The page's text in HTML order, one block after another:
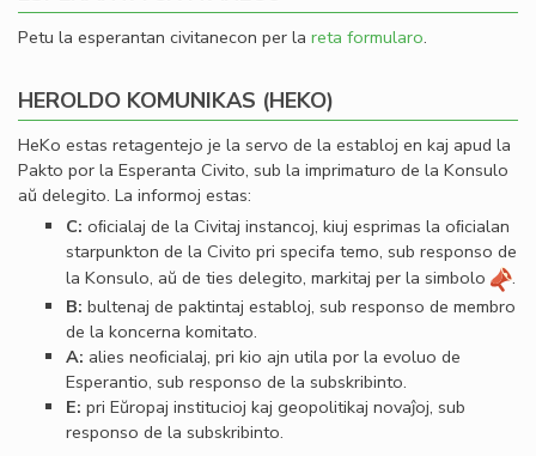
Petu la esperantan civitanecon per la reta formularo.
HEROLDO KOMUNIKAS (HEKO)
HeKo estas retagentejo je la servo de la establoj en kaj apud la
Pakto por la Esperanta Civito, sub la imprimaturo de la Konsulo
aŭ delegito. La informoj estas:
C: oﬁcialaj de la Civitaj instancoj, kiuj esprimas la oﬁcialan
starpunkton de la Civito pri specifa temo, sub responso de
la Konsulo, aŭ de ties delegito, markitaj per la simbolo
.
B: bultenaj de paktintaj establoj, sub responso de membro
de la koncerna komitato.
A: alies neoﬁcialaj, pri kio ajn utila por la evoluo de
Esperantio, sub responso de la subskribinto.
E: pri Eŭropaj institucioj kaj geopolitikaj novaĵoj, sub
responso de la subskribinto.